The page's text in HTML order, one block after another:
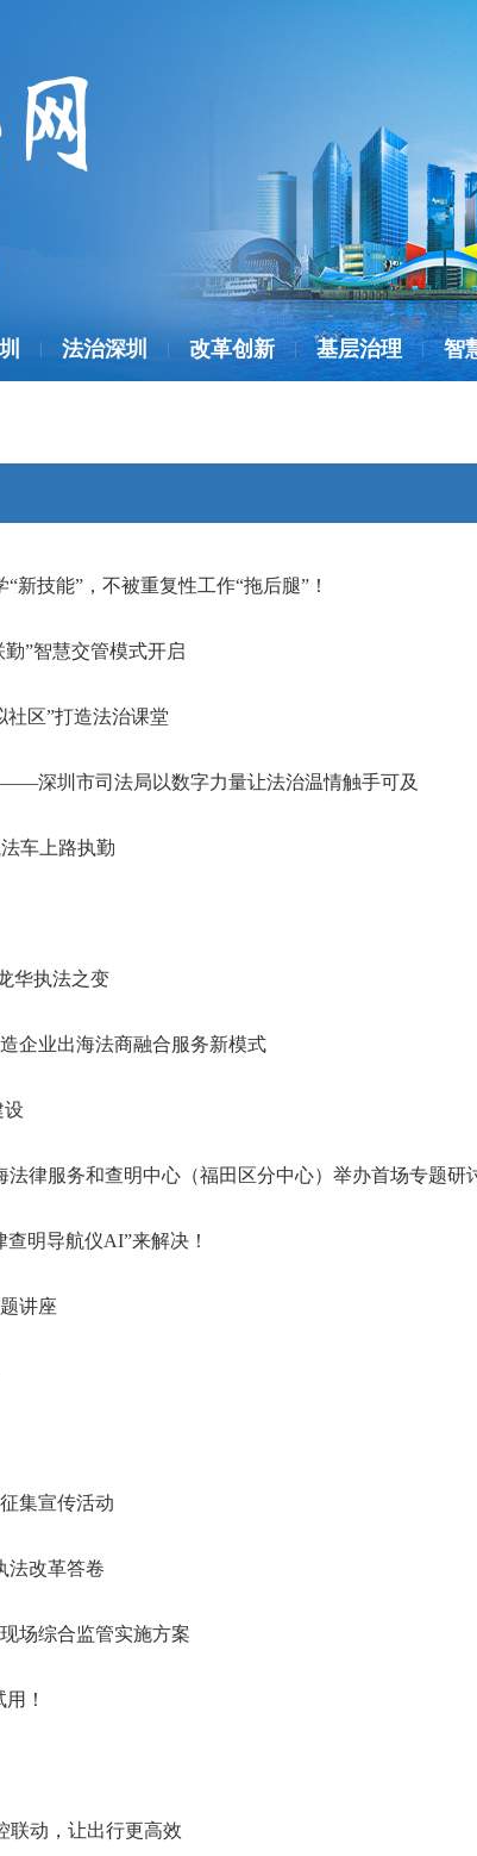
法治深圳 改革创新 | 基层治理 | 智
新技能”，不被重复性工作“拖后腿”！
”智慧交管模式开启
区”打造法治课堂
深圳市司法局以数字力量让法治温情触手可及
车上路执勤
华执法之变
企业出海法商融合服务新模式
设
明导航仪AI”来解决！
讲座
集宣传活动
法改革答卷
场综合监管实施方案
！
联动，让出行更高效
市委政法